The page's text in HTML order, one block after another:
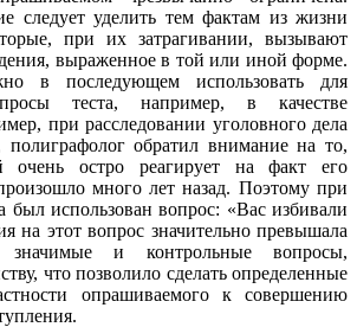
следует уделить тем фактам из жизни
при их затрагивании, вызывают
выраженное в той или иной форме.
в последующем использовать для
теста, например, в качестве
при расследовании уголовного дела
полиграфолог обратил внимание на то,
очень остро реагирует на факт его
много лет назад. Поэтому при
был использован вопрос: «Вас избивали
на этот вопрос значительно превышала
и контрольные вопросы,
что позволило сделать определенные
опрашиваемого к совершению